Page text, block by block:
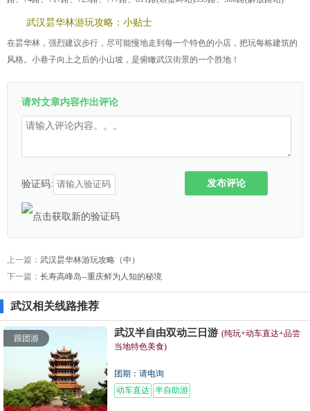
武汉昙华林游玩攻略：小贴士
在昙华林，强烈建议步行，尽可能慢地走到每一个特色的小店，把玩每栋建筑的
风格。小巷子向上之后的小山坡，是俯瞰武汉街景的一个胜地！
请对文章内容作出评论
验证码: 发布评论
上一篇： 武汉昙华林游玩攻略（中）
下一篇： 长寿高峰岛--重庆鲜为人知的秘境
武汉相关线路推荐
跟团游 武汉半自由双动三日游 (纯玩+动车直达+品尝
当地特色美食)
团期：请电询
动车直达 半自助游